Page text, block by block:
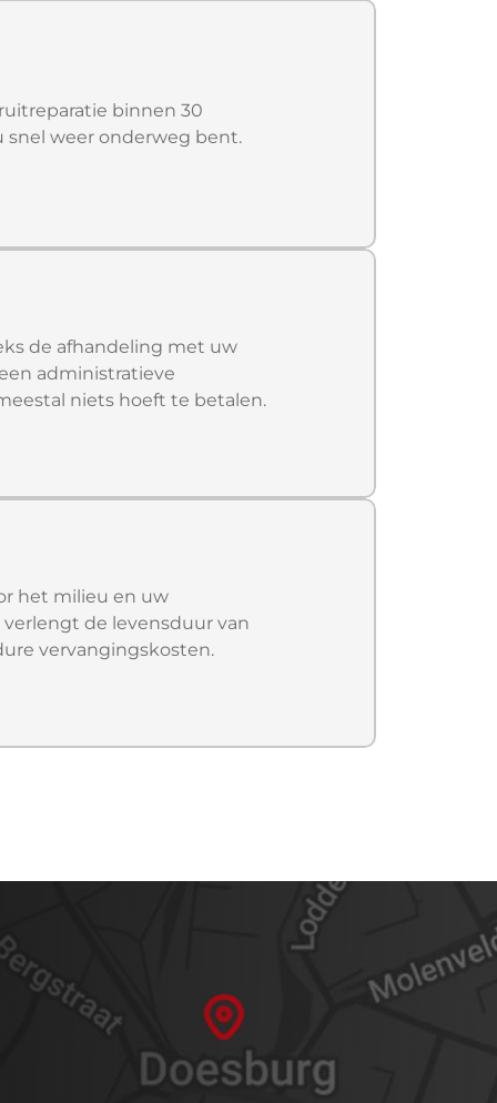
binnen 30
snel weer onderweg bent.
de afhandeling met uw
administratieve
niets hoeft te betalen.
het milieu en uw
de levensduur van
vervangingskosten.